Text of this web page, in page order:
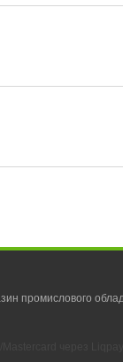
промислового